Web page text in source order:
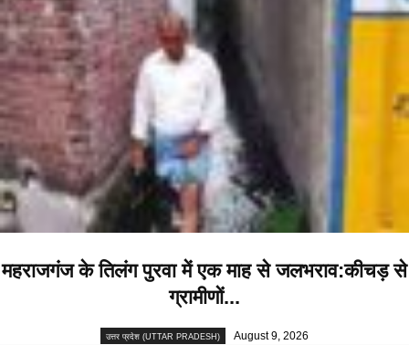
महराजगंज के तिलंग पुरवा में एक माह से जलभराव:कीचड़ से
ग्रामीणों...
उत्तर प्रदेश (UTTAR PRADESH) August 9, 2026